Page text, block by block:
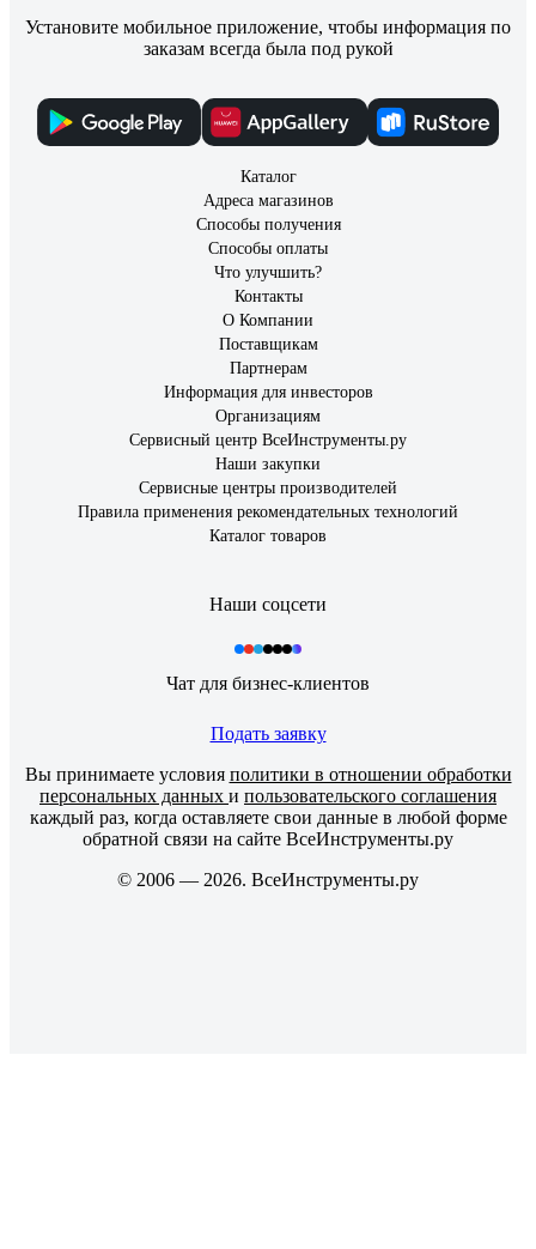
Установите мобильное приложение, чтобы информация по
заказам всегда была под рукой
Каталог
Адреса магазинов
Способы получения
Способы оплаты
Что улучшить?
Контакты
О Компании
Поставщикам
Партнерам
Информация для инвесторов
Организациям
Сервисный центр ВсеИнструменты.ру
Наши закупки
Сервисные центры производителей
Правила применения рекомендательных технологий
Каталог товаров
Наши соцсети
Чат для бизнес-клиентов
Подать заявку
Вы принимаете условия политики в отношении обработки
персональных данных и пользовательского соглашения
каждый раз, когда оставляете свои данные в любой форме
обратной связи на сайте ВсеИнструменты.ру
© 2006 — 2026. ВсеИнструменты.ру